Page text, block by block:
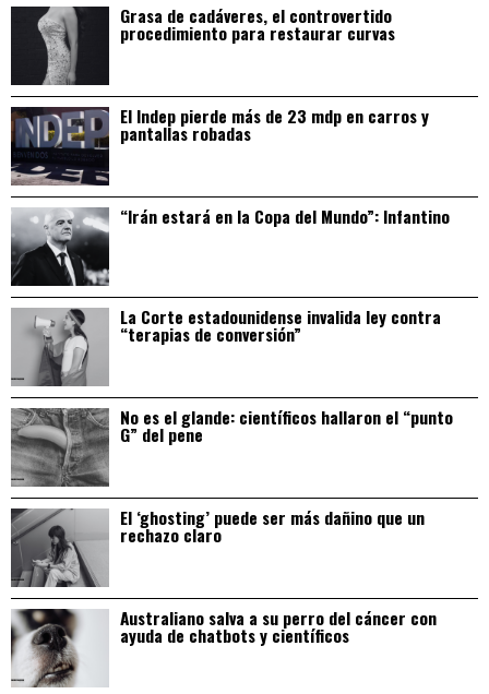
Grasa de cadáveres, el controvertido
procedimiento para restaurar curvas
El Indep pierde más de 23 mdp en carros y
pantallas robadas
“Irán estará en la Copa del Mundo”: Infantino
La Corte estadounidense invalida ley contra
“terapias de conversión”
No es el glande: científicos hallaron el “punto
G” del pene
El ‘ghosting’ puede ser más dañino que un
rechazo claro
Australiano salva a su perro del cáncer con
ayuda de chatbots y científicos